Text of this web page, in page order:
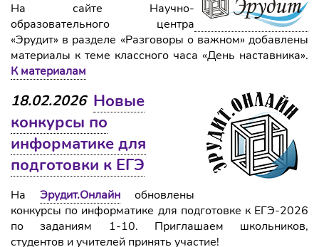
На сайте Научно-
образовательного центра
«Эрудит» в разделе «Разговоры о важном» добавлены
материалы к теме классного часа «День наставника».
К материалам
18.02.2026 Новые
конкурсы по
информатике для
подготовки к ЕГЭ
На Эрудит.Онлайн обновлены
конкурсы по информатике для подготовке к ЕГЭ-2026
по заданиям 1-10. Приглашаем школьников,
студентов и учителей принять участие!